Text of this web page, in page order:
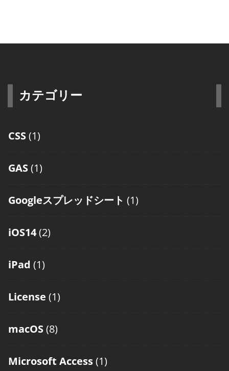
カテゴリー
CSS(1)
GAS(1)
Googleスプレッドシート (1)
iOS14(2)
iPad (1)
License (1)
macOS(8)
Microsoft Access(1)